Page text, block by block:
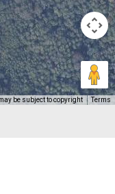
be subject to copyright Terms